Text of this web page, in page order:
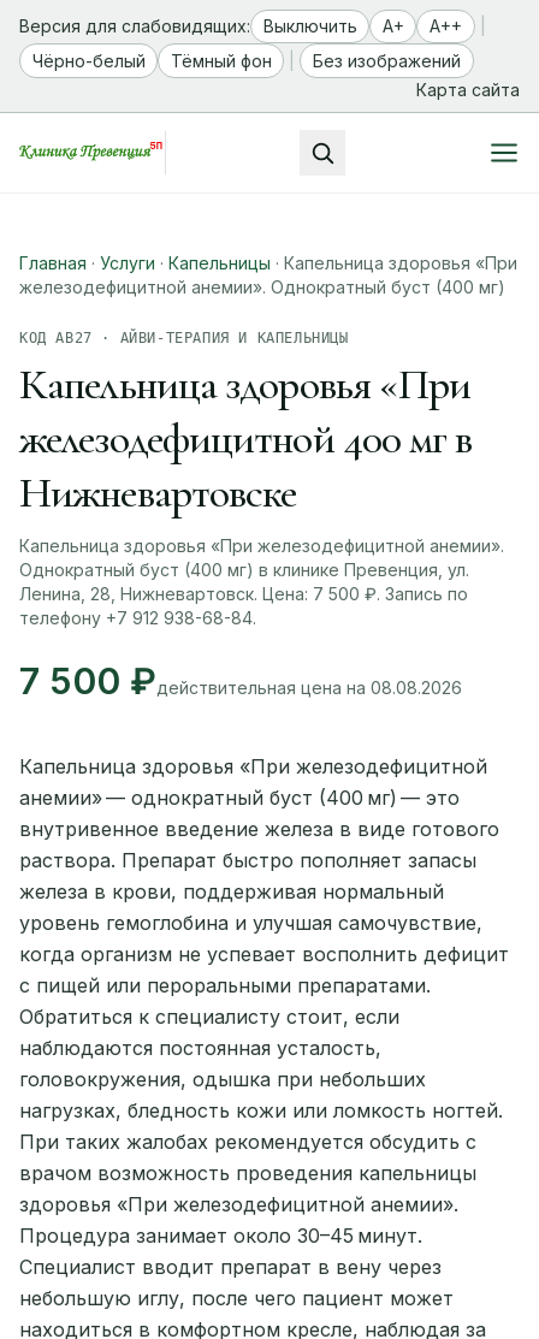
Версия для слабовидящих: Выключить A+ A++
Чёрно-белый
Тёмный фон
Без изображений
Карта сайта
Главная · Услуги · Капельницы · Капельница здоровья «При
железодефицитной анемии». Однократный буст (400 мг)
КОД АВ27 · АЙВИ-ТЕРАПИЯ И КАПЕЛЬНИЦЫ
Капельница здоровья «При
железодефицитной 400 мг в
Нижневартовске
Капельница здоровья «При железодефицитной анемии».
Однократный буст (400 мг) в клинике Превенция, ул.
Ленина, 28, Нижневартовск. Цена: 7 500 ₽. Запись по
телефону +7 912 938-68-84.
7 500 ₽действительная цена на 08.08.2026
Капельница здоровья «При железодефицитной
анемии» — однократный буст (400 мг) — это
внутривенное введение железа в виде готового
раствора. Препарат быстро пополняет запасы
железа в крови, поддерживая нормальный
уровень гемоглобина и улучшая самочувствие,
когда организм не успевает восполнить дефицит
с пищей или пероральными препаратами.
Обратиться к специалисту стоит, если
наблюдаются постоянная усталость,
головокружения, одышка при небольших
нагрузках, бледность кожи или ломкость ногтей.
При таких жалобах рекомендуется обсудить с
врачом возможность проведения капельницы
здоровья «При железодефицитной анемии».
Процедура занимает около 30–45 минут.
Специалист вводит препарат в вену через
небольшую иглу, после чего пациент может
находиться в комфортном кресле, наблюдая за